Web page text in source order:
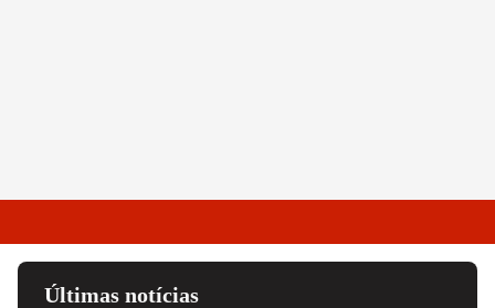
Últimas notícias